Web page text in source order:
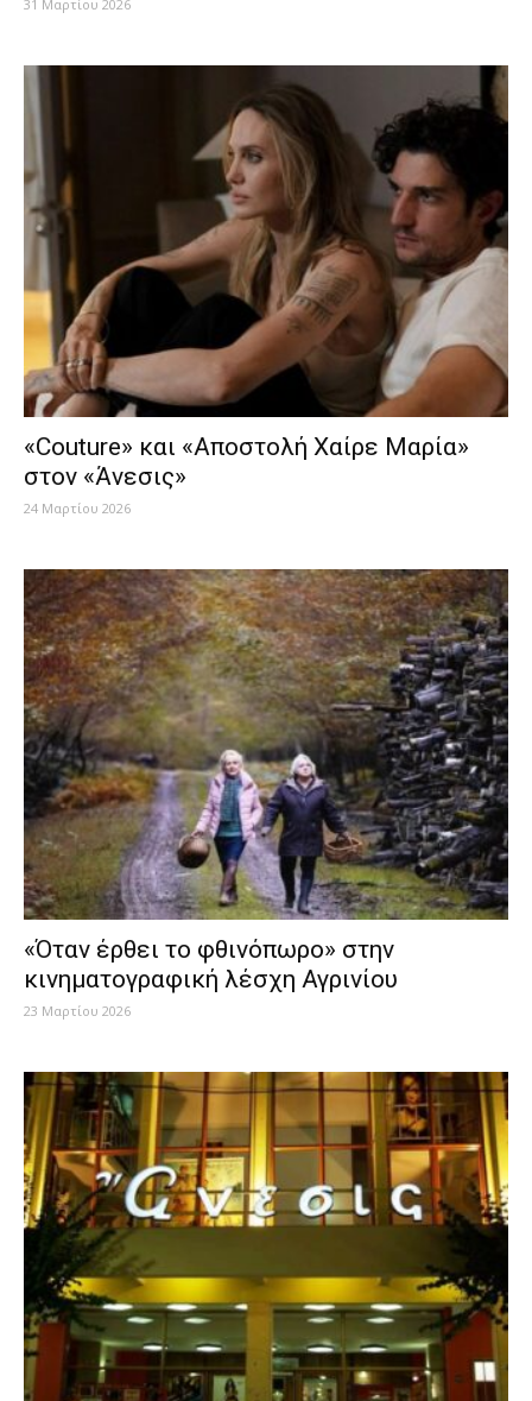
31 Μαρτίου 2026
«Couture» και «Αποστολή Χαίρε Μαρία»
στον «Άνεσις»
24 Μαρτίου 2026
«Όταν έρθει το φθινόπωρο» στην
κινηματογραφική λέσχη Αγρινίου
23 Μαρτίου 2026